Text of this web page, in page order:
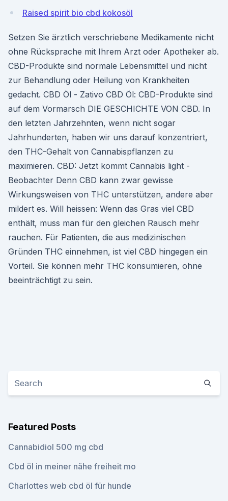
Raised spirit bio cbd kokosöl
Setzen Sie ärztlich verschriebene Medikamente nicht
ohne Rücksprache mit Ihrem Arzt oder Apotheker ab.
CBD-Produkte sind normale Lebensmittel und nicht
zur Behandlung oder Heilung von Krankheiten
gedacht. CBD Öl - Zativo CBD Öl: CBD-Produkte sind
auf dem Vormarsch DIE GESCHICHTE VON CBD. In
den letzten Jahrzehnten, wenn nicht sogar
Jahrhunderten, haben wir uns darauf konzentriert,
den THC-Gehalt von Cannabispflanzen zu
maximieren. CBD: Jetzt kommt Cannabis light -
Beobachter Denn CBD kann zwar gewisse
Wirkungsweisen von THC unterstützen, andere aber
mildert es. Will heissen: Wenn das Gras viel CBD
enthält, muss man für den gleichen Rausch mehr
rauchen. Für Patienten, die aus medizinischen
Gründen THC einnehmen, ist viel CBD hingegen ein
Vorteil. Sie können mehr THC konsumieren, ohne
beeinträchtigt zu sein.
Featured Posts
Cannabidiol 500 mg cbd
Cbd öl in meiner nähe freiheit mo
Charlottes web cbd öl für hunde